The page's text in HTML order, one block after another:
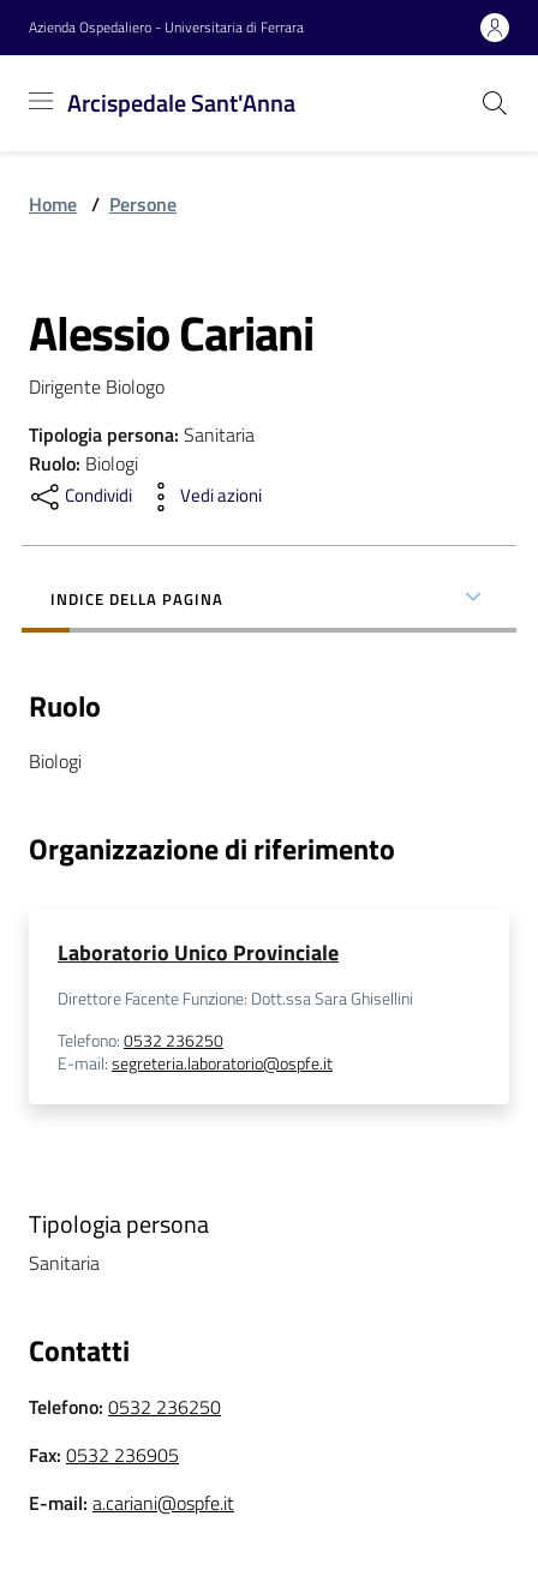
Vai al contenuto
Vai alla navigazione
Vai al footer
Azienda Ospedaliero - Universitaria di Ferrara
Arcispedale Sant'Anna
Sant'Anna
Azienda
Servizi
Novità
C
a
r
t
d
e
r
t
i
e
n
r
Home / Persone
Salta al contenuto
Alessio Cariani
Dirigente Biologo
Tipologia persona: Sanitaria
Ruolo: Biologi
Condividi Vedi azioni
INDICE DELLA PAGINA
Ruolo
Biologi
Organizzazione di riferimento
Laboratorio Unico Provinciale
Direttore Facente Funzione: Dott.ssa Sara Ghisellini
Telefono:0532 236250
E-mail:segreteria.laboratorio@ospfe.it
Tipologia persona
Sanitaria
Contatti
Telefono: 0532 236250
Fax: 0532 236905
E-mail: a.cariani@ospfe.it